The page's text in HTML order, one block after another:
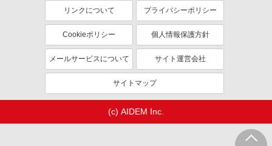
リンクについて プライバシーポリシー
Cookieポリシー 個人情報保護方針
メールサービスについて サイト運営会社
サイトマップ
(c) AIDEM Inc.